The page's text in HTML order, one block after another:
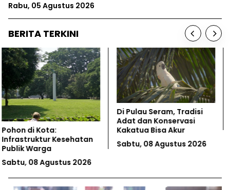
Rabu, 05 Agustus 2026
BERITA TERKINI
Papua Selatan Jadi
Episentrum Baru Karhutla
Jumat, 07 Agustus 2026
Indonesia... Tanah Apiku
Jumat, 07 Agustus 2026